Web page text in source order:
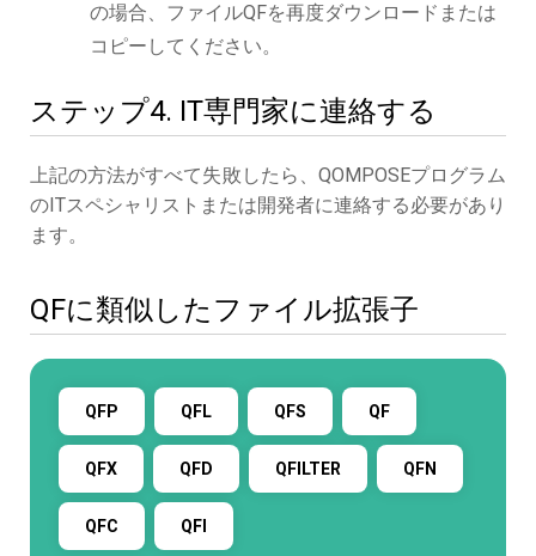
の場合、ファイルQFを再度ダウンロードまたは
コピーしてください。
ステップ4. IT専門家に連絡する
上記の方法がすべて失敗したら、QOMPOSEプログラム
のITスペシャリストまたは開発者に連絡する必要があり
ます。
QFに類似したファイル拡張子
QFP QFL QFS QF
QFX QFD QFILTER QFN
QFC QFI